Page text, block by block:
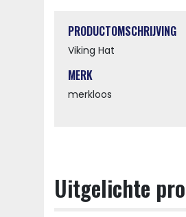
PRODUCTOMSCHRIJVING
Viking Hat
MERK
merkloos
Uitgelichte